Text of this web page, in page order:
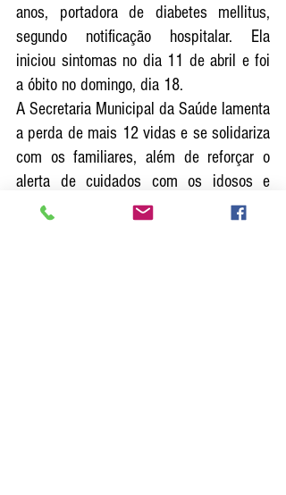
anos, portadora de diabetes mellitus,
segundo notificação hospitalar. Ela
iniciou sintomas no dia 11 de abril e foi
a óbito no domingo, dia 18.
A Secretaria Municipal da Saúde lamenta
a perda de mais 12 vidas e se solidariza
com os familiares, além de reforçar o
alerta de cuidados com os idosos e
portadores de doenças crônicas que,